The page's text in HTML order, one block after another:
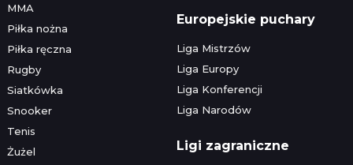
MMA
Piłka nożna
Piłka ręczna
Rugby
Siatkówka
Snooker
Tenis
Żużel
Europejskie puchary
Liga Mistrzów
Liga Europy
Liga Konferencji
Liga Narodów
Ligi zagraniczne